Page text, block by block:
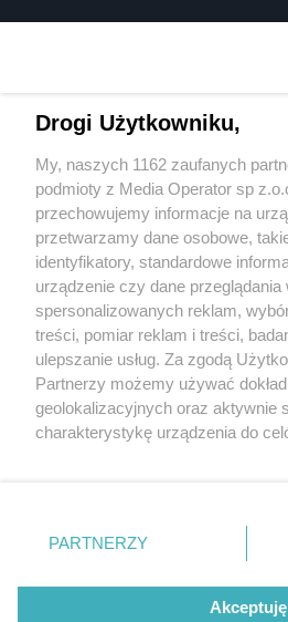
2 / 0
Wydawca mediów lokalnych
Nie zapomnij
zapoznać się z:
polityką prywatności regulamin
Twojemiasto
Piekary Śląskie
Chorzów
Tarnowskie Góry
Gliwice
Drogi Użytkowniku,
My, naszych 1162 zaufanych
podmioty z Media Operator sp
przechowujemy informacje na
przetwarzamy dane osobowe,
identyfikatory, standardowe
urządzenie czy dane przeglądania
spersonalizowanych reklam,
treści, pomiar reklam i treści,
ulepszanie usług. Za zgodą
Partnerzy możemy używać
geolokalizacyjnych oraz aktywnie
charakterystykę urządzenia do
zmienić/wycofać klikając przycisk
znajdujący się w lewym dolnym
rodzaje przetwarzania danych nie
użytkownika, ale masz prawo
PARTNERZY
Akceptuję